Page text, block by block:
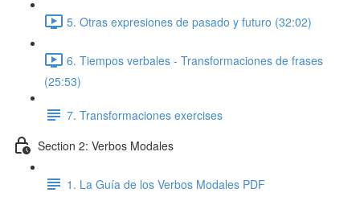
5. Otras expresiones de pasado y futuro (32:02)
6. Tiempos verbales - Transformaciones de frases
(25:53)
7. Transformaciones exercises
Section 2: Verbos Modales
1. La Guía de los Verbos Modales PDF